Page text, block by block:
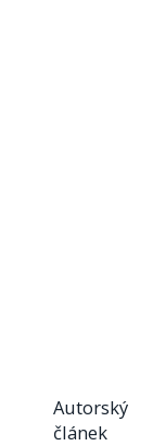
Autorský
článek